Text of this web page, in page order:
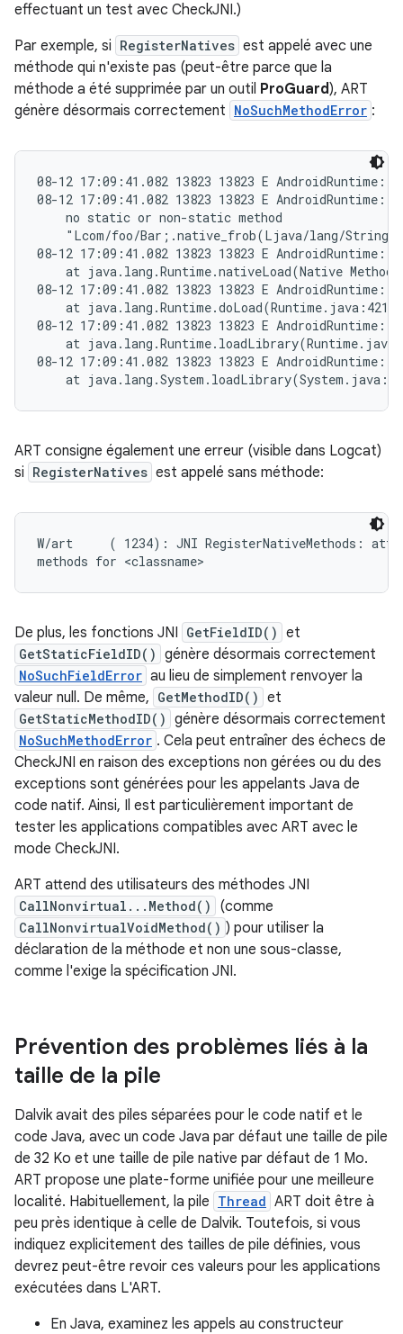
effectuant un test avec CheckJNI.)
Par exemple, si RegisterNatives est appelé avec une
méthode qui n'existe pas (peut-être parce que la
méthode a été supprimée par un outil ProGuard), ART
génère désormais correctement NoSuchMethodError :
08-12 17:09:41.082 13823 13823 E AndroidRuntime:
08-12 17:09:41.082 13823 13823 E AndroidRuntime:
    no static or non-static method
"Lcom/foo/Bar;.native_frob(Ljava/lang/
08-12 17:09:41.082 13823 13823 E AndroidRuntime:
    at java.lang.Runtime.nativeLoad(Native Method)
08-12 17:09:41.082 13823 13823 E AndroidRuntime:
    at java.lang.Runtime.doLoad(Runtime.java:421)
08-12 17:09:41.082 13823 13823 E AndroidRuntime:
at
08-12 17:09:41.082 13823 13823 E AndroidRuntime:
ART consigne également une erreur (visible dans Logcat)
si RegisterNatives est appelé sans méthode:
W/art     ( 1234): JNI RegisterNativeMethods:
De plus, les fonctions JNI GetFieldID() et
GetStaticFieldID() génère désormais correctement
NoSuchFieldError au lieu de simplement renvoyer la
valeur null. De même, GetMethodID() et
GetStaticMethodID() génère désormais correctement
NoSuchMethodError . Cela peut entraîner des échecs de
CheckJNI en raison des exceptions non gérées ou du des
exceptions sont générées pour les appelants Java de
code natif. Ainsi, Il est particulièrement important de
tester les applications compatibles avec ART avec le
mode CheckJNI.
ART attend des utilisateurs des méthodes JNI
CallNonvirtual...Method() (comme
CallNonvirtualVoidMethod() ) pour utiliser la
déclaration de la méthode et non une sous-classe,
comme l'exige la spécification JNI.
Prévention des problèmes liés à la
taille de la pile
Dalvik avait des piles séparées pour le code natif et le
code Java, avec un code Java par défaut une taille de pile
de 32 Ko et une taille de pile native par défaut de 1 Mo.
ART propose une plate-forme unifiée pour une meilleure
localité. Habituellement, la pile Thread ART doit être à
peu près identique à celle de Dalvik. Toutefois, si vous
indiquez explicitement des tailles de pile définies, vous
devrez peut-être revoir ces valeurs pour les applications
exécutées dans L'ART.
En Java, examinez les appels au constructeur